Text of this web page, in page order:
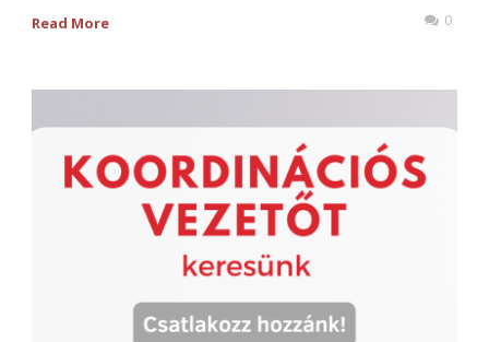
Read More 0